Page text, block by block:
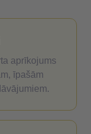
aprīkojums
īpašām